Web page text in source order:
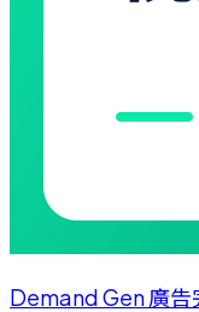
Demand Gen 廣告